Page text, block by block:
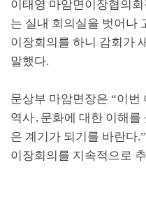
이태영 마암면이장협의
는 실내 회의실을 벗어나
이장회의를 하니 감회가
말했다.
문상부 마암면장은 “이번
역사․ 문화에 대한 이해를
은 계기가 되기를 바란다.”
이장회의를 지속적으로